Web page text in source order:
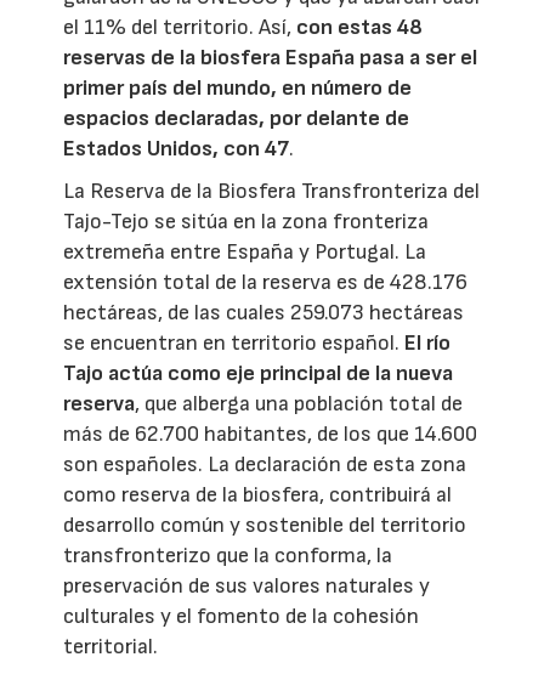
el 11% del territorio. Así, con estas 48
reservas de la biosfera España pasa a ser el
primer país del mundo, en número de
espacios declaradas, por delante de
Estados Unidos, con 47.
La Reserva de la Biosfera Transfronteriza del
Tajo-Tejo se sitúa en la zona fronteriza
extremeña entre España y Portugal. La
extensión total de la reserva es de 428.176
hectáreas, de las cuales 259.073 hectáreas
se encuentran en territorio español. El río
Tajo actúa como eje principal de la nueva
reserva, que alberga una población total de
más de 62.700 habitantes, de los que 14.600
son españoles. La declaración de esta zona
como reserva de la biosfera, contribuirá al
desarrollo común y sostenible del territorio
transfronterizo que la conforma, la
preservación de sus valores naturales y
culturales y el fomento de la cohesión
territorial.